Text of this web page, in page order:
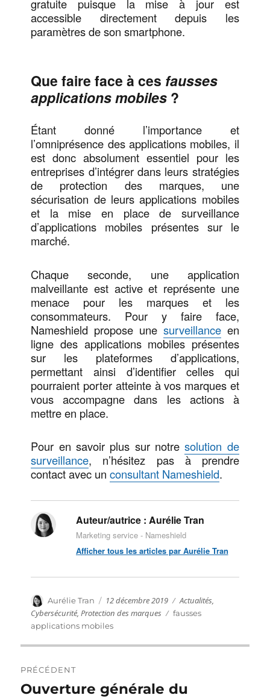
gratuite puisque la mise à jour est
accessible directement depuis les
paramètres de son smartphone.
Que faire face à ces fausses
applications mobiles ?
Étant donné l’importance et
l’omniprésence des applications mobiles, il
est donc absolument essentiel pour les
entreprises d’intégrer dans leurs stratégies
de protection des marques, une
sécurisation de leurs applications mobiles
et la mise en place de surveillance
d’applications mobiles présentes sur le
marché.
Chaque seconde, une application
malveillante est active et représente une
menace pour les marques et les
consommateurs. Pour y faire face,
Nameshield propose une surveillanceen
ligne des applications mobiles présentes
sur les plateformes d’applications,
permettant ainsi d’identifier celles qui
pourraient porter atteinte à vos marques et
vous accompagne dans les actions à
mettre en place.
Pour en savoir plus sur notresolution de
surveillance, n’hésitez pas à prendre
contact avec unconsultant Nameshield.
Auteur/autrice : Aurélie Tran
Marketing service - Nameshield
Afficher tous les articles par Aurélie Tran
Auteur
Aurélie Tran Publié
le
12 décembre 2019 Catégories
Actualités
Cybersécurité,Protection des marques Étiquettes
fausses
applications mobiles
de
PRÉCÉDENT
Publication
Ouverture générale du